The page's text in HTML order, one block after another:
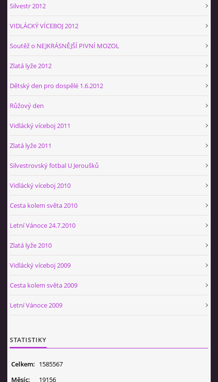
Silvestr 2012
VIDLÁCKÝ VÍCEBOJ 2012
Soutěž o NEJKRÁSNĚJŠÍ PIVNÍ MOZOL
Zlatá lyže 2012
Dětský den pro dospělé 1.6.2012
Růžový den
Vidlácký víceboj 2011
Zlatá lyže 2011
Silvestrovský fotbal U Jeroušků
Vidlácký víceboj 2010
Cesta kolem světa 2010
Letní Vánoce 24.7.2010
Zlatá lyže 2010
Vidlácký víceboj 2009
Cesta kolem světa 2009
Letní Vánoce 2009
STATISTIKY
Celkem: 1585567
Měsíc:
19156